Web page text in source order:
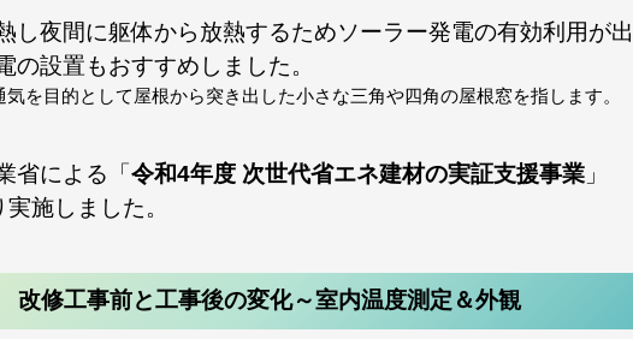
夜間に躯体から放熱するためソーラー発電の有効利用が出
設置もおすすめしました。
を目的として屋根から突き出した小さな三角や四角の屋根窓を指します。
省による「令和4年度 次世代省エネ建材の実証支援事業 」
施しました。
改修工事前と工事後の変化～室内温度測定＆外観